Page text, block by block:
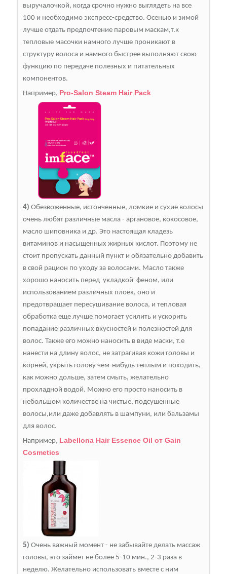
выручалочкой, когда срочно нужно выглядеть на все
100 и необходимо экспресс-средство. Осенью и зимой
лучше отдать предпочтение паровым маскам,т.к
тепловые масочки намного лучше проникают в
структуру волоса и намного быстрее выполняют свою
функцию по передаче полезных и питательных
компонентов.
Например, Pro-Salon Steam Hair Pack
4) Обезвоженные, истонченные, ломкие и сухие волосы
очень любят различные масла - аргановое, кокосовое,
масло шиповника и др. Это настоящая кладезь
витаминов и насыщенных жирных кислот. Поэтому не
стоит пропускать данный пункт и обязательно добавить
в свой рацион по уходу за волосами. Масло также
хорошо наносить перед укладкой феном, или
использованием различных плоек, оно и
предотвращает пересушивание волоса, и тепловая
обработка еще лучше помогает усилить и ускорить
попадание различных вкусностей и полезностей для
волос. Также его можно наносить в виде маски, т.е
нанести на длину волос, не затрагивая кожи головы и
корней, укрыть голову чем-нибудь теплым и походить,
как можно дольше, затем смыть, желательно
прохладной водой. Можно его просто наносить в
небольшом количестве на чистые, подсушенные
волосы,или даже добавлять в шампуни, или бальзамы
для волос.
Например, Labellona Hair Essence Oil от Gain
Cosmetics
5) Очень важный момент - не забывайте делать массаж
головы, это займет не более 5-10 мин., 2-3 раза в
неделю. Желательно использовать вместе с ним